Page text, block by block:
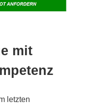
mit
letzten